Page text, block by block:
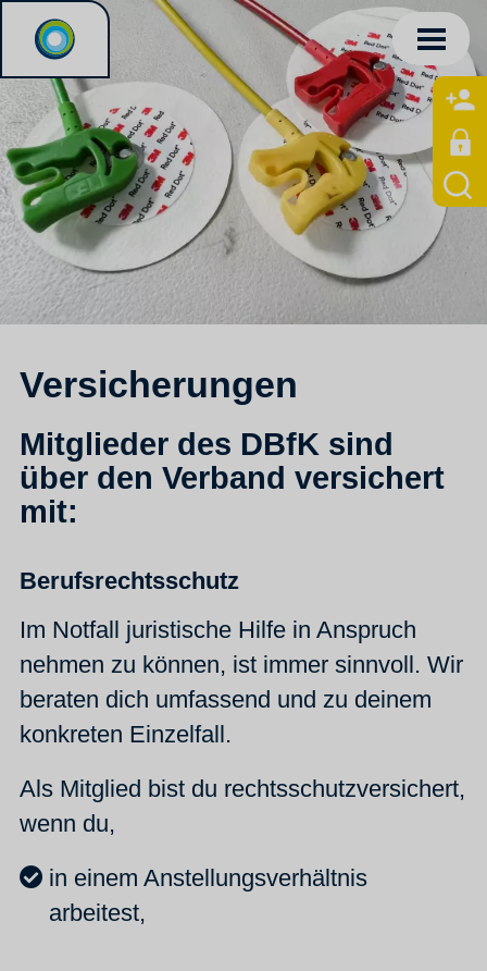
Versicherungen
Mitglieder des DBfK sind
über den Verband versichert
mit:
Berufsrechtsschutz
Im Notfall juristische Hilfe in Anspruch
nehmen zu können, ist immer sinnvoll. Wir
beraten dich umfassend und zu deinem
konkreten Einzelfall.
Als Mitglied bist du rechtsschutzversichert,
wenn du,
in einem Anstellungsverhältnis
arbeitest,